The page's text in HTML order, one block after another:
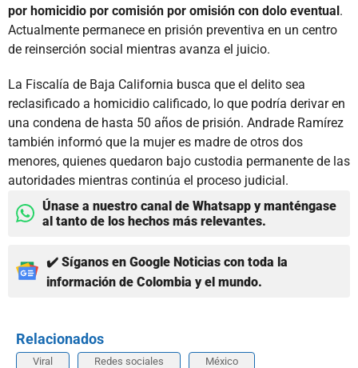
por homicidio por comisión por omisión con dolo eventual.
Actualmente permanece en prisión preventiva en un centro
de reinserción social mientras avanza el juicio.
La Fiscalía de Baja California busca que el delito sea
reclasificado a homicidio calificado, lo que podría derivar en
una condena de hasta 50 años de prisión. Andrade Ramírez
también informó que la mujer es madre de otros dos
menores, quienes quedaron bajo custodia permanente de las
autoridades mientras continúa el proceso judicial.
Únase a nuestro canal de Whatsapp y manténgase
al tanto de los hechos más relevantes.
✔️ Síganos en Google Noticias con toda la
información de Colombia y el mundo.
Relacionados
Viral Redes sociales México